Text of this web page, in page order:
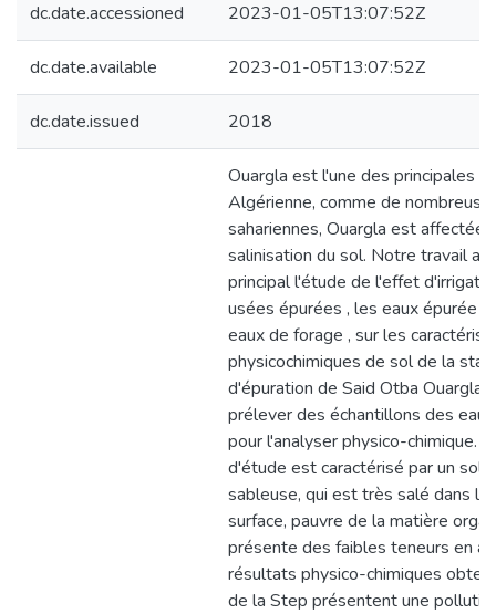
dc.date.accessioned 2023-01-05T13:07:52Z
dc.date.available 2023-01-05T13:07:52Z
dc.date.issued 2018
Ouargla est l'une des principales
Algérienne, comme de
sahariennes, Ouargla est affectée
salinisation du sol. Notre travail a
principal l'étude de l'effet
usées épurées , les eaux épurée
eaux de forage , sur les
physicochimiques de sol de la
d'épuration de Said Otba Ouargla,
prélever des échantillons des
pour l'analyser physico-chimique. -
d'étude est caractérisé par un sol
sableuse, qui est très salé dans
surface, pauvre de la matière
présente des faibles teneurs en
résultats physico-chimiques
de la Step présentent une